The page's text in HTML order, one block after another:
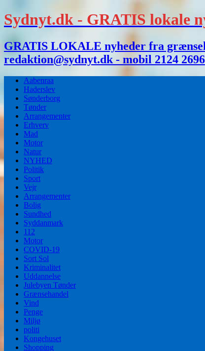
Sydnyt.dk - GRATIS lokale
GRATIS LOKALE nyheder fra
redaktion@sydnyt.dk - mobil 2124 2696
Aabenraa
Haderslev
Sønderborg
Tønder
Arrangementer
Erhverv
Mad
Motor
Natur
NYHED
Politik
Sport
Vejr
Arrangementer
Bolig
Sundhed
Syddanmark
112
Motor
COVID-19
Sort Sol
Kriminalitet
Uddannelse
Julebyen Tønder
Grænsehandel
Vind
Penge
Miljø
politi
Kongehuset
Shopping